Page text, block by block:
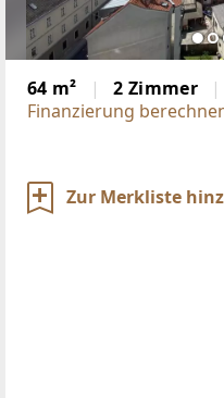
64 m² 2 Zimmer
Finanzierung
Zur Merkliste